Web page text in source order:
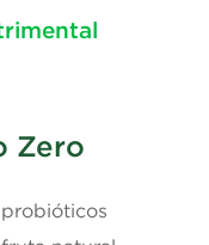
2,3 g
Zero